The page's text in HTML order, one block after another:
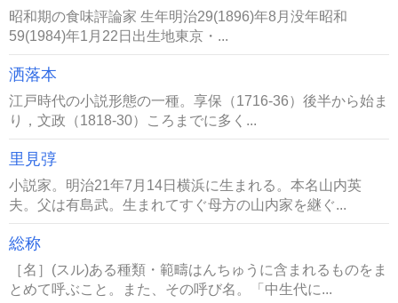
昭和期の食味評論家 生年明治29(1896)年8月没年昭和
59(1984)年1月22日出生地東京・...
洒落本
江戸時代の小説形態の一種。享保（1716-36）後半から始ま
り，文政（1818-30）ころまでに多く...
里見弴
小説家。明治21年7月14日横浜に生まれる。本名山内英
夫。父は有島武。生まれてすぐ母方の山内家を継ぐ...
総称
［名］(スル)ある種類・範疇はんちゅうに含まれるものをま
とめて呼ぶこと。また、その呼び名。「中生代に...